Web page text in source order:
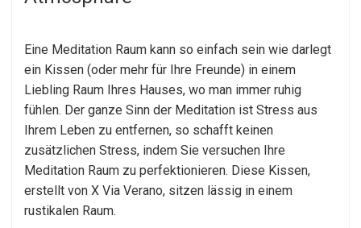
Eine Meditation Raum kann so einfach sein wie darlegt
ein Kissen (oder mehr für Ihre Freunde) in einem
Liebling Raum Ihres Hauses, wo man immer ruhig
fühlen. Der ganze Sinn der Meditation ist Stress aus
Ihrem Leben zu entfernen, so schafft keinen
zusätzlichen Stress, indem Sie versuchen Ihre
Meditation Raum zu perfektionieren. Diese Kissen,
erstellt von X Via Verano, sitzen lässig in einem
rustikalen Raum.